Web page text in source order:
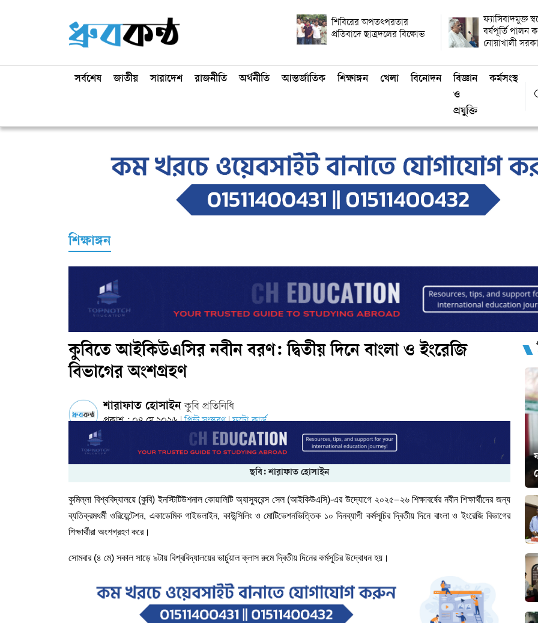
শিবিরের অপতৎপরতার
প্রতিবাদে ছাত্রদলের বিক্ষোভ
ফ্যাসিবাদমুক্ত
বর্ষপূর্তি পালন
নোয়াখালী
সর্বশেষ জাতীয় সারাদেশ রাজনীতি অর্থনীতি আন্তর্জাতিক শিক্ষাঙ্গন খেলা বিনোদন
বিজ্ঞান
ও
প্রযুক্তি
কর্মসংস্থান
শিক্ষাঙ্গন
কুবিতে আইকিউএসির নবীন বরণ: দ্বিতীয় দিনে বাংলা ও ইংরেজি
বিভাগের অংশগ্রহণ
শারাফাত হোসাইনকুবি প্রতিনিধি
প্রকাশ : ০৪ মে ২০২৬ | প্রিন্ট সংস্করণ| ফটো কার্ড
ছবি: শারাফাত হোসাইন
কুমিল্লা বিশ্ববিদ্যালয়ে (কুবি) ইনস্টিটিউশনাল কোয়ালিটি অ্যাস্যুরেন্স সেল (আইকিউএসি)-এর উদ্যোগে ২০২৫–২৬ শিক্ষাবর্ষের নবীন শিক্ষার্থীদের জন্য
ব্যতিক্রমধর্মী ওরিয়েন্টেশন, একাডেমিক গাইডলাইন, কাউন্সিলিং ও মোটিভেশনভিত্তিক ১০ দিনব্যাপী কর্মসূচির দ্বিতীয় দিনে বাংলা ও ইংরেজি বিভাগের
শিক্ষার্থীরা অংশগ্রহণ করে।
সোমবার (৪ মে) সকাল সাড়ে ৯টায় বিশ্ববিদ্যালয়ের ভার্চুয়াল ক্লাস রুমে দ্বিতীয় দিনের কর্মসূচির উদ্বোধন হয়।